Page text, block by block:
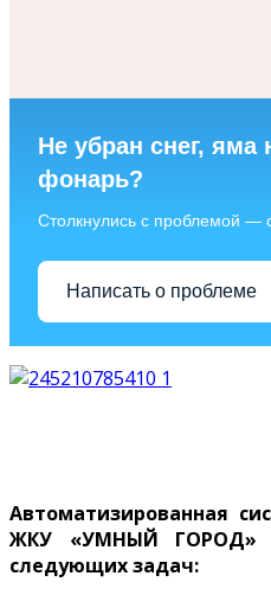
Не убран снег, яма
фонарь?
Столкнулись с проблемой —
Написать о проблеме
Автоматизированная
ЖКУ «УМНЫЙ ГОРОД»
следующих задач: